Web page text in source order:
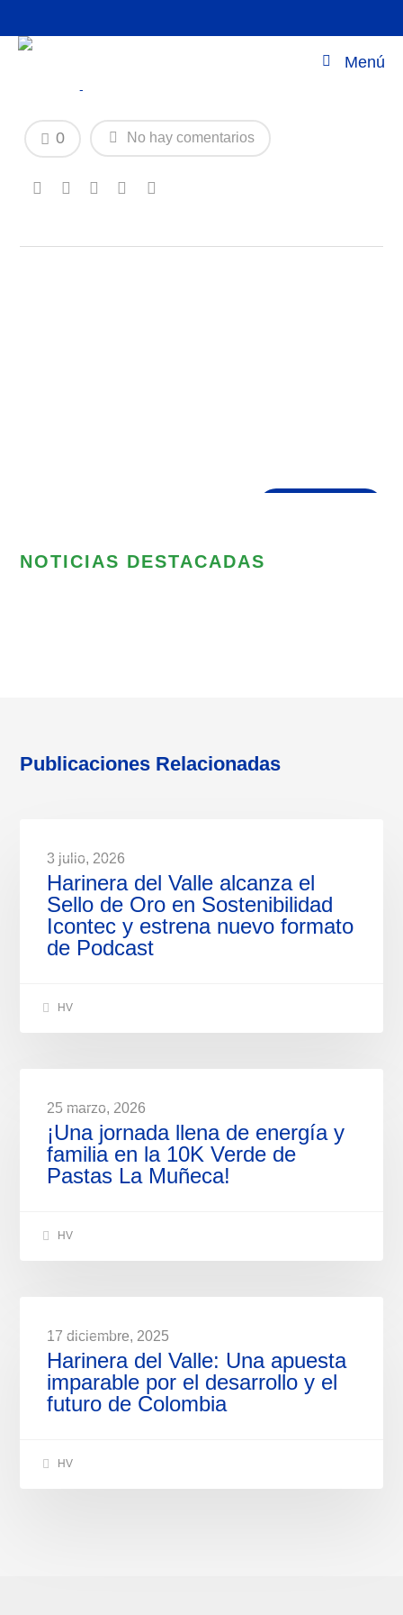
Menú
Así nos inspiramos para decir ¡Feliz
No hay comentarios
0
NOTICIAS DESTACADAS
Publicaciones Relacionadas
3 julio, 2026
Harinera del Valle alcanza el
Sello de Oro en Sostenibilidad
Icontec y estrena nuevo formato
de Podcast
HV
25 marzo, 2026
¡Una jornada llena de energía y
familia en la 10K Verde de
Pastas La Muñeca!
HV
17 diciembre, 2025
Harinera del Valle: Una apuesta
imparable por el desarrollo y el
futuro de Colombia
HV